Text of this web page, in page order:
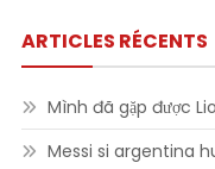
ARTICLES RÉCENTS
Mình đã gặp được
Messi si argentina